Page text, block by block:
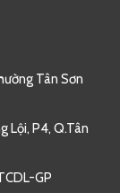
Tân Sơn
Lội, P4, Q.Tân
GP